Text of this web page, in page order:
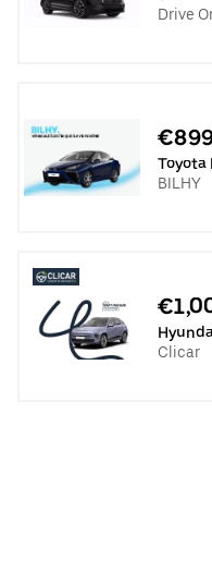
Drive
Toyota
BILHY
Clicar